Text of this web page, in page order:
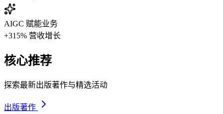
AIGC 赋能业务
+315% 营收增长
核心推荐
探索最新出版著作与精选活动
出版著作